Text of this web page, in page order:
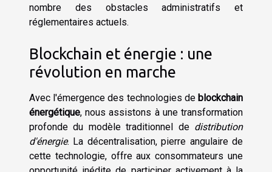
nombre des obstacles administratifs et
réglementaires actuels.
Blockchain et énergie : une
révolution en marche
Avec l'émergence des technologies de blockchain
énergétique, nous assistons à une transformation
profonde du modèle traditionnel de distribution
d'énergie. La décentralisation, pierre angulaire de
cette technologie, offre aux consommateurs une